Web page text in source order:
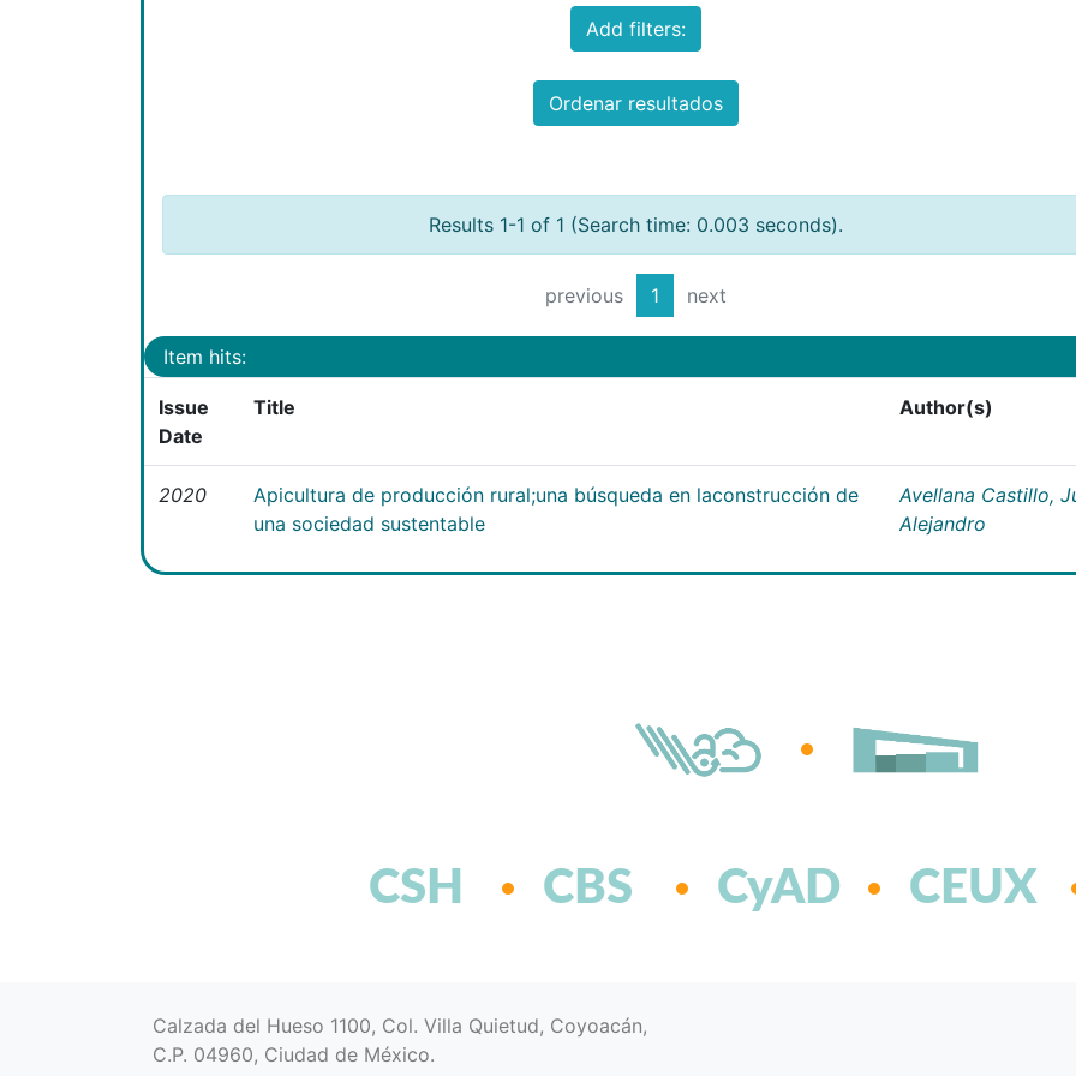
Add filters:
Ordenar resultados
Results 1-1 of 1 (Search time: 0.003 seconds).
previous 1 next
Item hits:
Issue
Date
Title Author(s)
2020
Apicultura de producción rural;una búsqueda en laconstrucción de
una sociedad sustentable
Avellana Castillo,
Alejandro
CSH CBS CyAD CEUX
Calzada del Hueso 1100, Col. Villa Quietud, Coyoacán,
C.P. 04960, Ciudad de México.